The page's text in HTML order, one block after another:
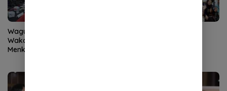
Wagub Aceh Bahas Status
Wakaf Blangpadang dengan
Menko Kumham Imipas